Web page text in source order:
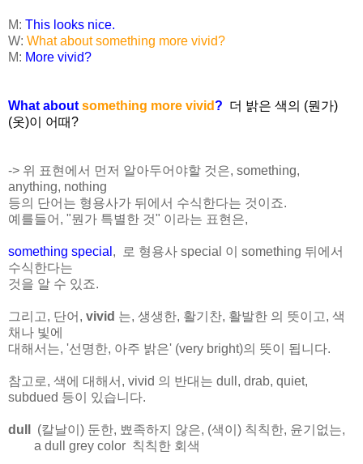
M: This looks nice.
W: What about something more vivid?
M: More vivid?
What about something more vivid? 더 밝은 색의 (뭔가)
(옷)이 어때?
-> 위 표현에서 먼저 알아두어야할 것은, something,
anything, nothing
등의 단어는 형용사가 뒤에서 수식한다는 것이죠.
예를들어, "뭔가 특별한 것" 이라는 표현은,
something special , 로 형용사 special 이 something 뒤에서
수식한다는
것을 알 수 있죠.
그리고, 단어, vivid 는, 생생한, 활기찬, 활발한 의 뜻이고, 색
채나 빛에
대해서는, '선명한, 아주 밝은' (very bright)의 뜻이 됩니다.
참고로, 색에 대해서, vivid 의 반대는 dull, drab, quiet,
subdued 등이 있습니다.
dull
(칼날이) 둔한, 뾰족하지 않은, (색이) 칙칙한, 윤기없는,
a dull grey color 칙칙한 회색